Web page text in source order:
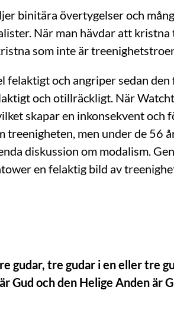
binitära övertygelser och
När man hävdar att
som inte är
felaktigt och angriper sedan
och otillräckligt. När
skapar en inkonsekvent
men under de 56
diskussion om modalism.
en felaktig bild av
tre gudar i en eller tre
Gud och den Helige Anden är